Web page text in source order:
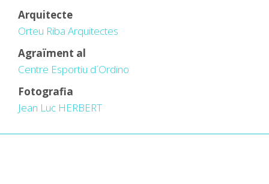
Arquitecte
Orteu Riba Arquitectes
Agraïment al
Centre Esportiu d´Ordino
Fotografia
Jean Luc HERBERT